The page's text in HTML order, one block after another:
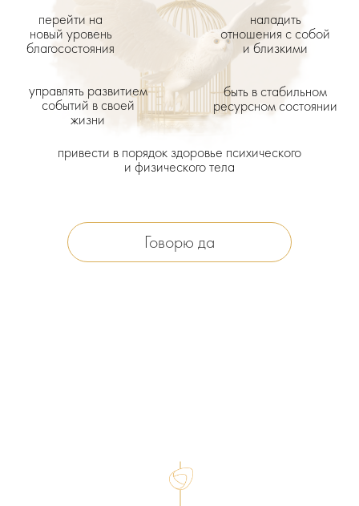
наладить
отношения с собой
и близкими
перейти на
новый уровень
благосостояния
быть в стабильном
ресурсном состоянии
управлять развитием
событий в своей
жизни
привести в порядок здоровье психического
и физического тела
Говорю да